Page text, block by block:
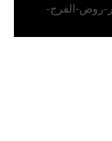
روض-الفرج-